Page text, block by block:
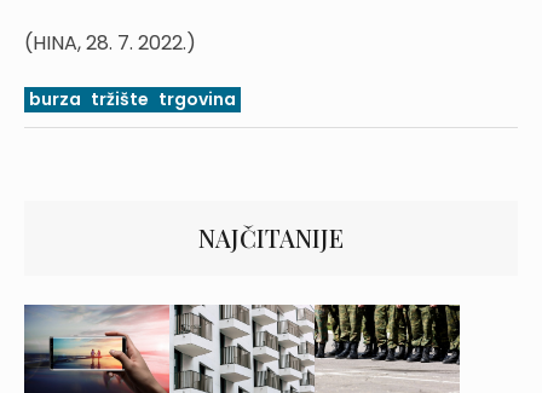
(HINA, 28. 7. 2022.)
burza tržište trgovina
NAJČITANIJE